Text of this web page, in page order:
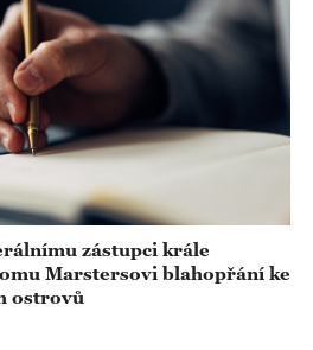
zástupci krále
Marstersovi blahopřání ke
ostrovů